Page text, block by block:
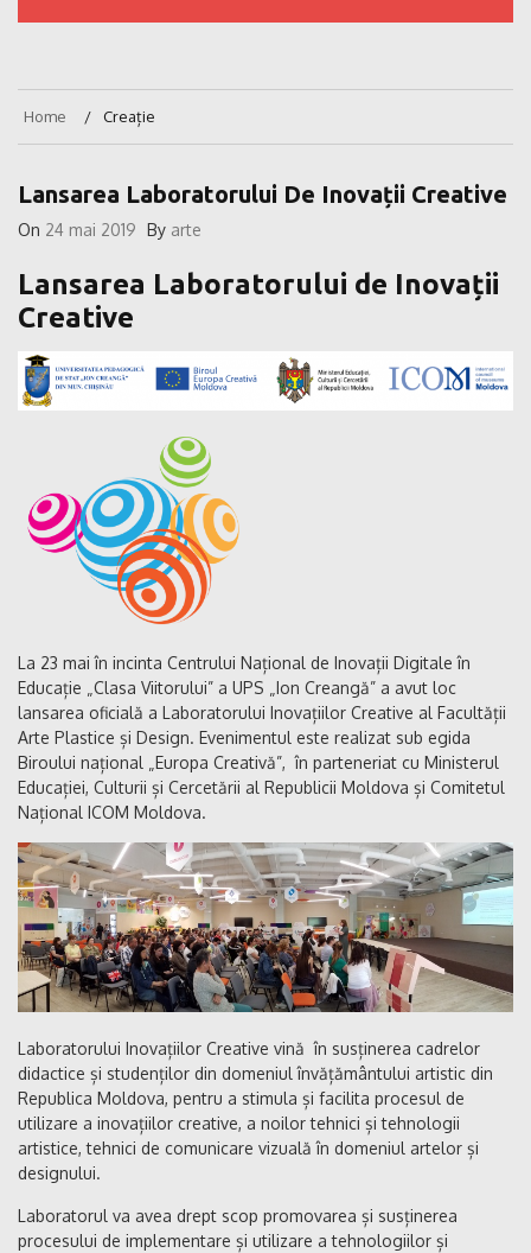
Home Creație
Lansarea Laboratorului De Inovații Creative
On 24 mai 2019 By arte
Lansarea Laboratorului de Inovații
Creative
La 23 mai în incinta Centrului Național de Inovații Digitale în
Educație „Clasa Viitorului” a UPS „Ion Creangă” a avut loc
lansarea oficială a Laboratorului Inovațiilor Creative al Facultății
Arte Plastice și Design. Evenimentul este realizat sub egida
Biroului național „Europa Creativă”, în parteneriat cu Ministerul
Educației, Culturii și Cercetării al Republicii Moldova și Comitetul
Național ICOM Moldova.
Laboratorului Inovațiilor Creative vină în susținerea cadrelor
didactice și studenților din domeniul învățământului artistic din
Republica Moldova, pentru a stimula și facilita procesul de
utilizare a inovațiilor creative, a noilor tehnici și tehnologii
artistice, tehnici de comunicare vizuală în domeniul artelor și
designului.
Laboratorul va avea drept scop promovarea și susținerea
procesului de implementare și utilizare a tehnologiilor și